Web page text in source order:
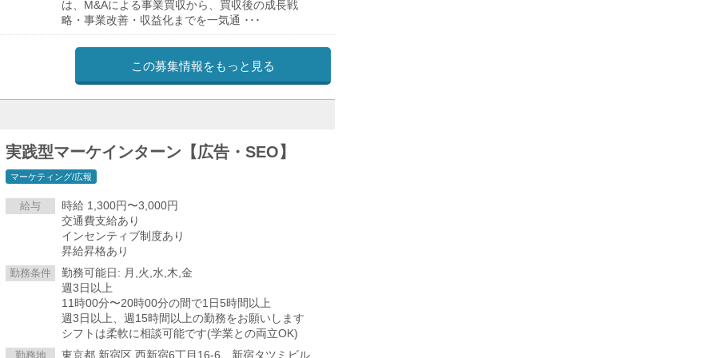
は、M&Aによる事業買収から、買収後の成長戦
略・事業改善・収益化までを一気通 ･･･
この募集情報をもっと見る
実践型マーケインターン【広告・SEO】
マーケティング/広報
給与
時給 1,300円〜3,000円
交通費支給あり
インセンティブ制度あり
昇給昇格あり
勤務条件
勤務可能日: 月,火,水,木,金
週3日以上
11時00分〜20時00分の間で1日5時間以上
週3日以上、週15時間以上の勤務をお願いします
シフトは柔軟に相談可能です(学業との両立OK)
勤務地 東京都 新宿区 西新宿6丁目16-6 新宿タツミビル